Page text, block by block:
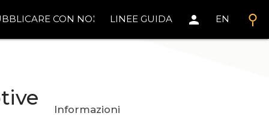
search
CON NOI LINEE GUIDA person EN
Informazioni